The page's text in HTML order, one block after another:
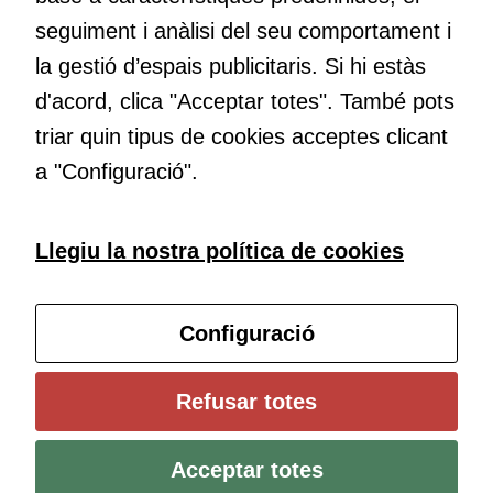
Educació
transformació. Volem contribuir a millorar-la impulsant
metodologies docents actives i ambients d’aprenentatge
dinàmics.
Subscriu-te al butlletí
Configura les cookies
Universitat de Girona
Política de cookies
Avís legal i protecció de dades Contacte
seguiment i anàlisi del seu comportament i
la gestió d’espais publicitaris. Si hi estàs
d'acord, clica "Acceptar totes". També pots
triar quin tipus de cookies acceptes clicant
a "Configuració".
Llegiu la nostra política de cookies
Configuració
Refusar totes
Acceptar totes
cookies,
algunes
funcionalitats
desapareixeran
del lloc web.
continguts
relacionats
amb els
interessos de
directament,
bé per mitjà
de tercers